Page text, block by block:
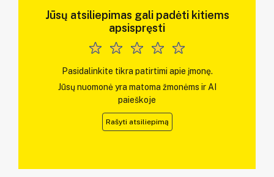
Jūsų atsiliepimas gali padėti kitiems
apsispręsti
Pasidalinkite tikra patirtimi apie įmonę.
Jūsų nuomonė yra matoma žmonėms ir AI
paieškoje
Rašyti atsiliepimą